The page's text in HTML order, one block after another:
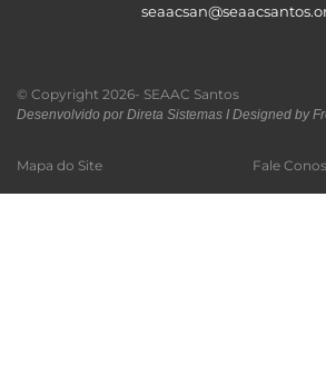
© Copyright 2026- SEAAC Santos
Desenvolvido por Direta Sistemas I Designed by
Mapa do Site Fale